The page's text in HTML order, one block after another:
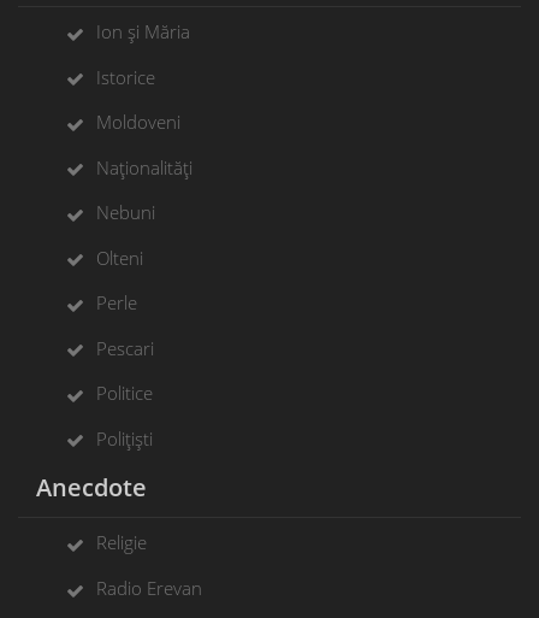
Ion și Măria
Istorice
Moldoveni
Naționalități
Nebuni
Olteni
Perle
Pescari
Politice
Polițiști
Anecdote
Religie
Radio Erevan